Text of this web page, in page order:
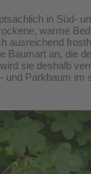
in Süd-
warme
ausreichend
Baumart an, die
sie deshalb
und Parkbaum im